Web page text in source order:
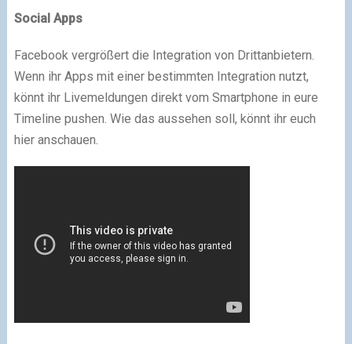
Social Apps
Facebook vergrößert die Integration von Drittanbietern.
Wenn ihr Apps mit einer bestimmten Integration nutzt,
könnt ihr Livemeldungen direkt vom Smartphone in eure
Timeline pushen. Wie das aussehen soll, könnt ihr euch
hier anschauen.